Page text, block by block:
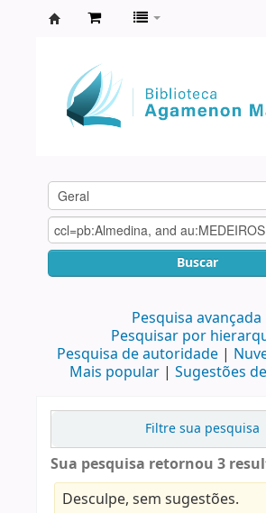
Agamenon
Magalhães
Buscar
Pesquisa avançada
Pesquisar por
Pesquisa de autoridade
Mais popular
Sugestões
Filtre sua pesquisa
Sua pesquisa retornou 3
Desculpe, sem sugestões.